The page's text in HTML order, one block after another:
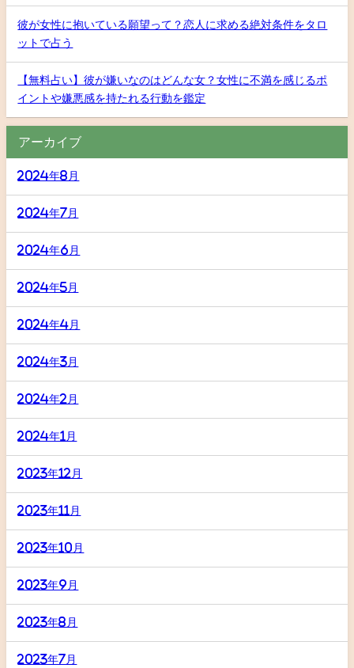
彼が女性に抱いている願望って？恋人に求める絶対条件をタロ
ットで占う
【無料占い】彼が嫌いなのはどんな女？女性に不満を感じるポ
イントや嫌悪感を持たれる行動を鑑定
アーカイブ
2024年8月
2024年7月
2024年6月
2024年5月
2024年4月
2024年3月
2024年2月
2024年1月
2023年12月
2023年11月
2023年10月
2023年9月
2023年8月
2023年7月